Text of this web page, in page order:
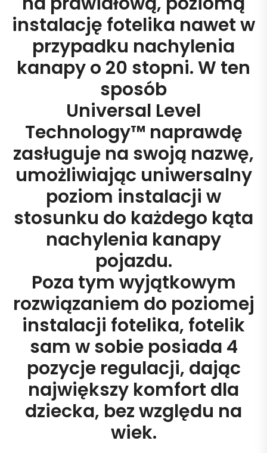
instalację fotelika nawet w
przypadku nachylenia
kanapy o 20 stopni. W ten
sposób
Universal Level
Technology™ naprawdę
zasługuje na swoją nazwę,
umożliwiając uniwersalny
poziom instalacji w
stosunku do każdego kąta
nachylenia kanapy
pojazdu.
Poza tym wyjątkowym
rozwiązaniem do poziomej
instalacji fotelika, fotelik
sam w sobie posiada 4
pozycje regulacji, dając
największy komfort dla
dziecka, bez względu na
wiek.